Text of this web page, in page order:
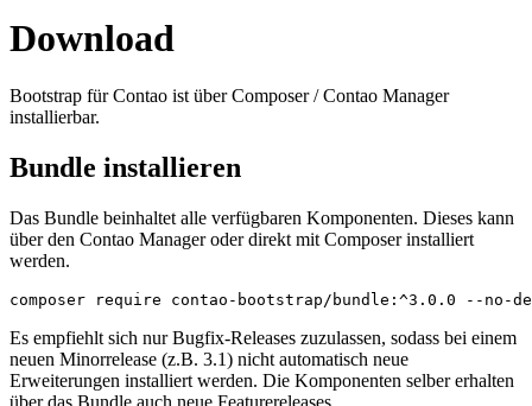
Download
Bootstrap für Contao ist über Composer / Contao Manager
installierbar.
Bundle installieren
Das Bundle beinhaltet alle verfügbaren Komponenten. Dieses kann
über den Contao Manager oder direkt mit Composer installiert
werden.
composer require contao-bootstrap/bundle:^3.0.0 --no-
Es empfiehlt sich nur Bugfix-Releases zuzulassen, sodass bei einem
neuen Minorrelease (z.B. 3.1) nicht automatisch neue
Erweiterungen installiert werden. Die Komponenten selber erhalten
über das Bundle auch neue Featurereleases.